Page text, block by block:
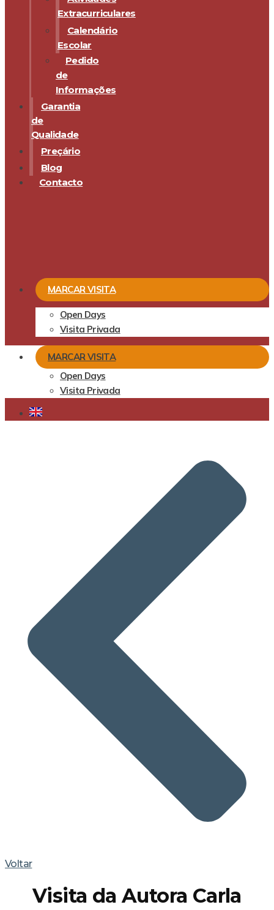
Extracurriculares
Calendário
Escolar
Pedido
de
Informações
Garantia
de
Qualidade
Preçário
Blog
Contacto
MARCAR VISITA
Open Days
Visita Privada
MARCAR VISITA
Open Days
Visita Privada
Voltar
Visita da Autora Carla